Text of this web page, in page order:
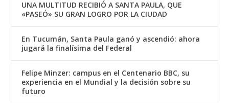
UNA MULTITUD RECIBIÓ A SANTA PAULA, QUE
«PASEÓ» SU GRAN LOGRO POR LA CIUDAD
En Tucumán, Santa Paula ganó y ascendió: ahora
jugará la finalísima del Federal
Felipe Minzer: campus en el Centenario BBC, su
experiencia en el Mundial y la decisión sobre su
futuro